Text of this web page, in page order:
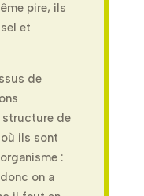
pire, ils
et
de
structure de
ils sont
:
on a